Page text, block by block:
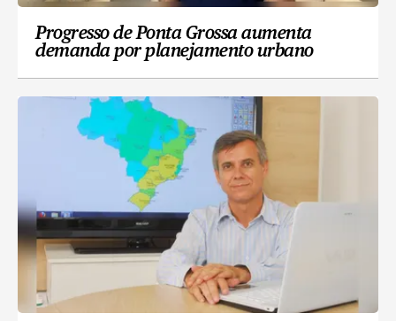
Progresso de Ponta Grossa aumenta
demanda por planejamento urbano